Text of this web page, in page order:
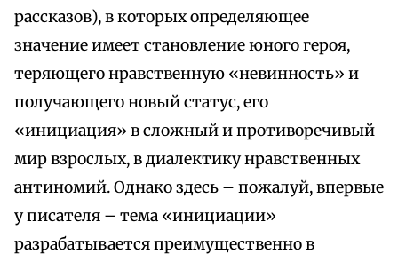
рассказов), в которых определяющее
значение имеет становление юного героя,
теряющего нравственную «невинность» и
получающего новый статус, его
«инициация» в сложный и противоречивый
мир взрослых, в диалектику нравственных
антиномий. Однако здесь – пожалуй, впервые
у писателя – тема «инициации»
разрабатывается преимущественно в